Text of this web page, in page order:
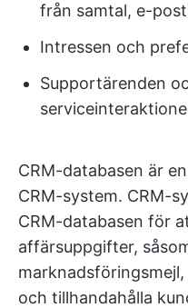
från samtal, e-
Intressen och
Supportärenden
CRM-databasen är
CRM-system. CRM-
CRM-databasen för
affärsuppgifter,
och tillhandahålla